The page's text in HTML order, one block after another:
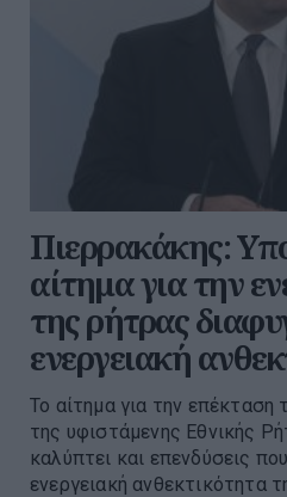
Πιερρακάκης:
αίτημα για την
της ρήτρας
ενεργειακή
Το αίτημα για την επέκταση
της υφιστάμενης Εθνικής
καλύπτει και επενδύσεις
ενεργειακή ανθεκτικότητα